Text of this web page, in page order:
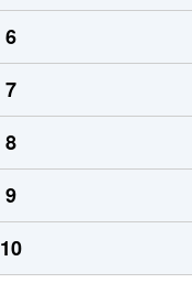
6
7
8
9
10